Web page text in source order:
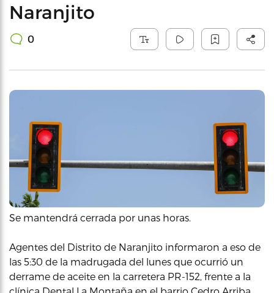
Naranjito
0
Se mantendrá cerrada por unas horas.
Agentes del Distrito de Naranjito informaron a eso de
las 5:30 de la madrugada del lunes que ocurrió un
derrame de aceite en la carretera PR-152, frente a la